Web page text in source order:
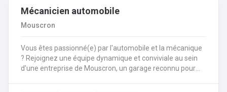
Mécanicien automobile
Mouscron
Vous êtes passionné(e) par l'automobile et la mécanique
? Rejoignez une équipe dynamique et conviviale au sein
d'une entreprise de Mouscron, un garage reconnu pour